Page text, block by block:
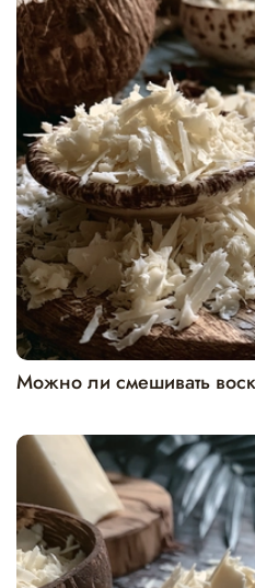
Можно ли смешивать